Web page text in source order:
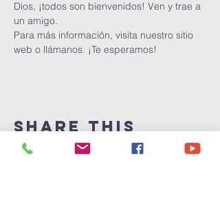
Dios, ¡todos son bienvenidos! Ven y trae a
un amigo.
Para más información, visita nuestro sitio
web o llámanos. ¡Te esperamos!
Share This
Event